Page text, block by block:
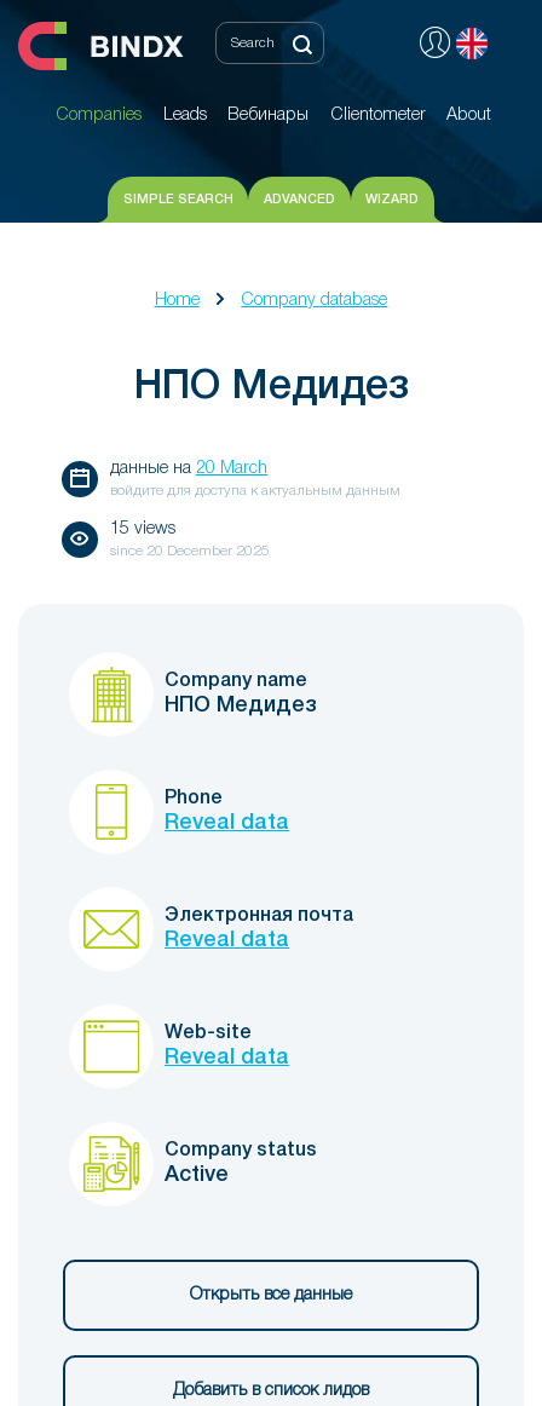
Companies Leads Вебинары Clientometer About
Companies Leads Вебинары Clientometer About
SIMPLE SEARCH ADVANCED WIZARD
Home Company database
НПО Медидез
данные на 20 March
войдите для доступа к актуальным данным
15 views
since 20 December 2025
Company name
НПО Медидез
Phone
Reveal data
Электронная почта
Reveal data
Web-site
Reveal data
Company status
Active
Открыть все данные
Добавить в список лидов